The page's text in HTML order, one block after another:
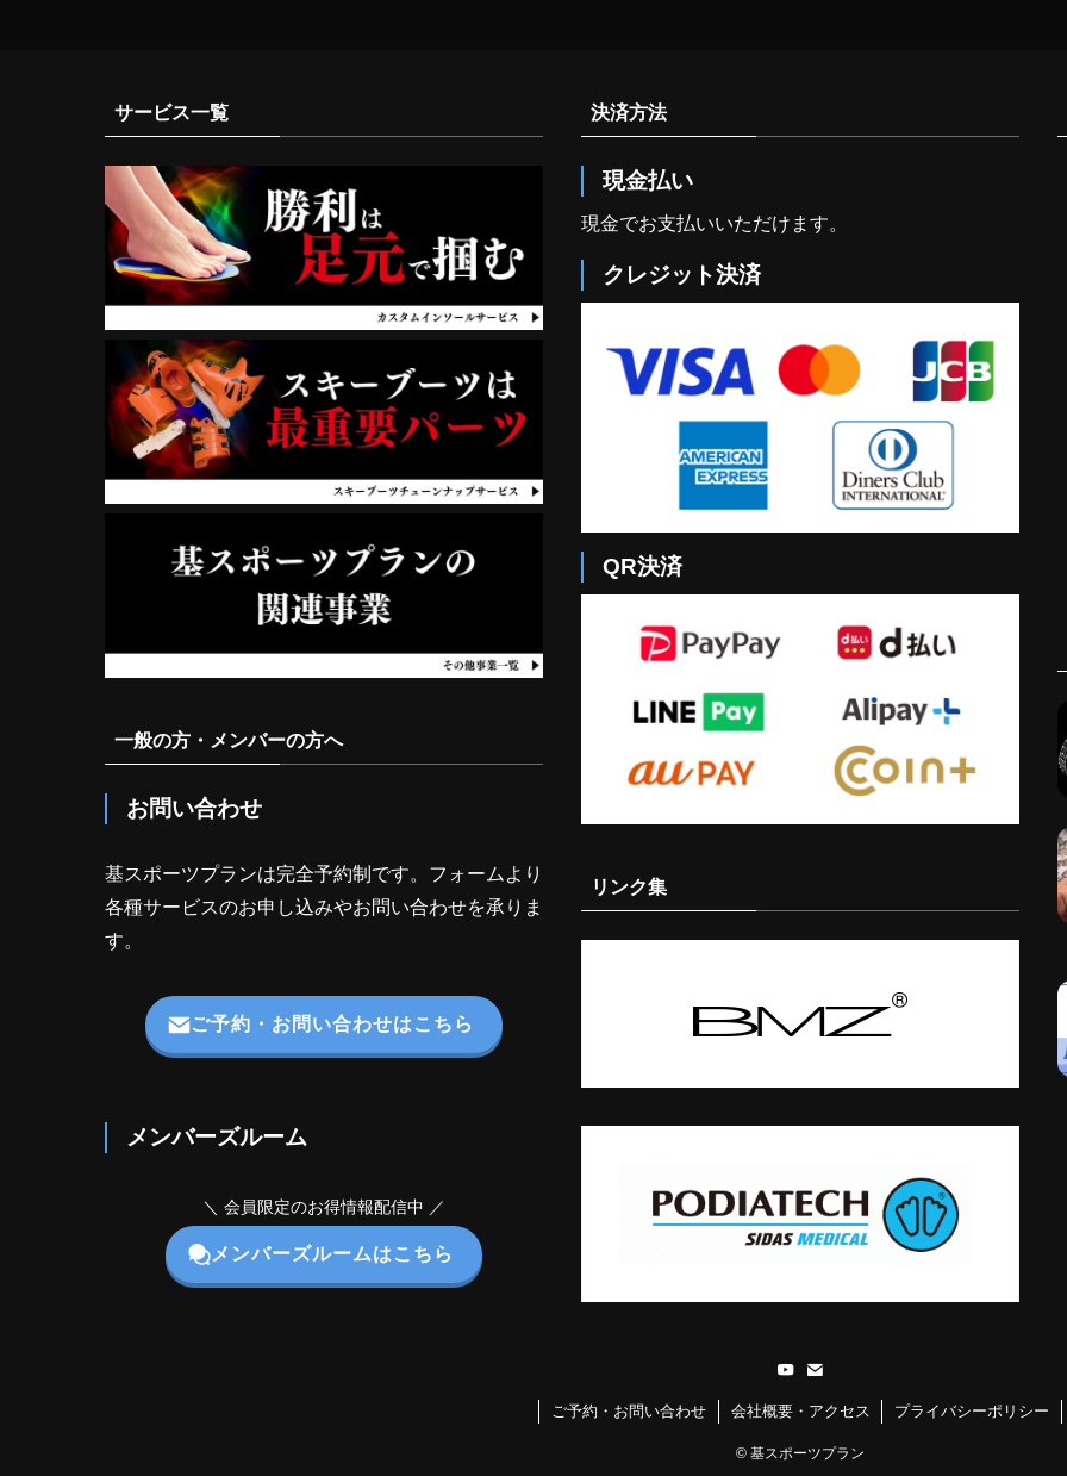
サービス一覧
一般の方・メンバーの方へ
お問い合わせ
基スポーツプランは完全予約制です。フォームより
各種サービスのお申し込みやお問い合わせを承りま
す。
ご予約・お問い合わせはこちら
メンバーズルーム
＼ 会員限定のお得情報配信中 ／
メンバーズルームはこちら
決済方法
現金払い
現金でお支払いいただけます。
クレジット決済
QR決済
リンク集
ご予約・お問い合わせ 会社概要・アクセス プライバシーポリシー
© 基スポーツプラン